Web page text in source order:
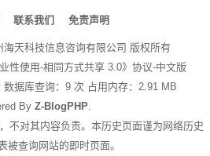
联系我们 免责声明
海天科技信息咨询有限公司 版权所有
性使用-相同方式共享 3.0》协议-中文版
据库查询：9 次 占用内存：2.91 MB
By Z-BlogPHP.
不对其内容负责。本历史页面谨为网络历史
被查询网站的即时页面。